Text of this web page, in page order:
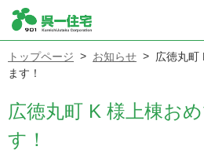
トップページ お知らせ
広徳丸町
ます！
広徳丸町 K 様上棟お
す！